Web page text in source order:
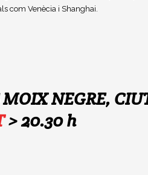
com Venècia i Shanghai.
NEGRE,
> 20.30 h